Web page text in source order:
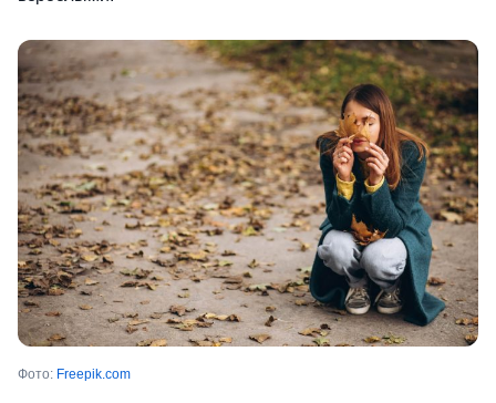
Фото: Freepik.com